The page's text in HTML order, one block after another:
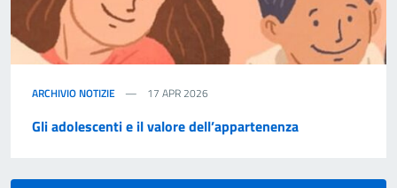
ARCHIVIO NOTIZIE 17 APR 2026
Gli adolescenti e il valore dell’appartenenza